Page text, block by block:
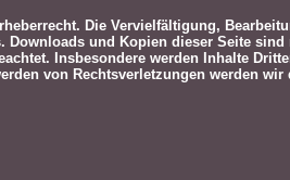
Die Vervielfältigung,
und Kopien dieser Seite
Insbesondere werden Inhalte
von Rechtsverletzungen werden